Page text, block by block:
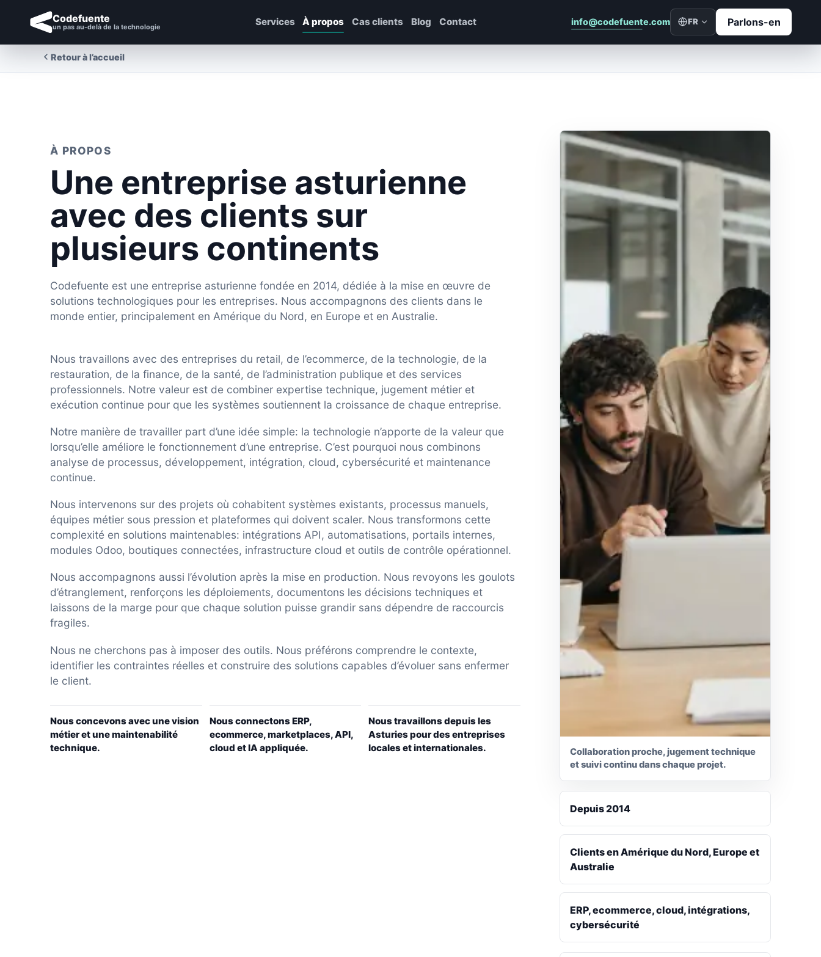
Codefuente
un pas au-delà de la technologie Services À propos Cas clients Blog Contact info@codefuente.com FR Parlons-en
Retour à l’accueil
À PROPOS
Une entreprise asturienne
avec des clients sur
plusieurs continents
Codefuente est une entreprise asturienne fondée en 2014, dédiée à la mise en œuvre de
solutions technologiques pour les entreprises. Nous accompagnons des clients dans le
monde entier, principalement en Amérique du Nord, en Europe et en Australie.
Nous travaillons avec des entreprises du retail, de l’ecommerce, de la technologie, de la
restauration, de la finance, de la santé, de l’administration publique et des services
professionnels. Notre valeur est de combiner expertise technique, jugement métier et
exécution continue pour que les systèmes soutiennent la croissance de chaque entreprise.
Notre manière de travailler part d’une idée simple: la technologie n’apporte de la valeur que
lorsqu’elle améliore le fonctionnement d’une entreprise. C’est pourquoi nous combinons
analyse de processus, développement, intégration, cloud, cybersécurité et maintenance
continue.
Nous intervenons sur des projets où cohabitent systèmes existants, processus manuels,
équipes métier sous pression et plateformes qui doivent scaler. Nous transformons cette
complexité en solutions maintenables: intégrations API, automatisations, portails internes,
modules Odoo, boutiques connectées, infrastructure cloud et outils de contrôle opérationnel.
Nous accompagnons aussi l’évolution après la mise en production. Nous revoyons les goulots
d’étranglement, renforçons les déploiements, documentons les décisions techniques et
laissons de la marge pour que chaque solution puisse grandir sans dépendre de raccourcis
fragiles.
Nous ne cherchons pas à imposer des outils. Nous préférons comprendre le contexte,
identifier les contraintes réelles et construire des solutions capables d’évoluer sans enfermer
le client.
Nous concevons avec une vision
métier et une maintenabilité
technique.
Nous connectons ERP,
ecommerce, marketplaces, API,
cloud et IA appliquée.
Nous travaillons depuis les
Asturies pour des entreprises
locales et internationales.
Collaboration proche, jugement technique
et suivi continu dans chaque projet.
Depuis 2014
Clients en Amérique du Nord, Europe et
Australie
ERP, ecommerce, cloud, intégrations,
cybersécurité